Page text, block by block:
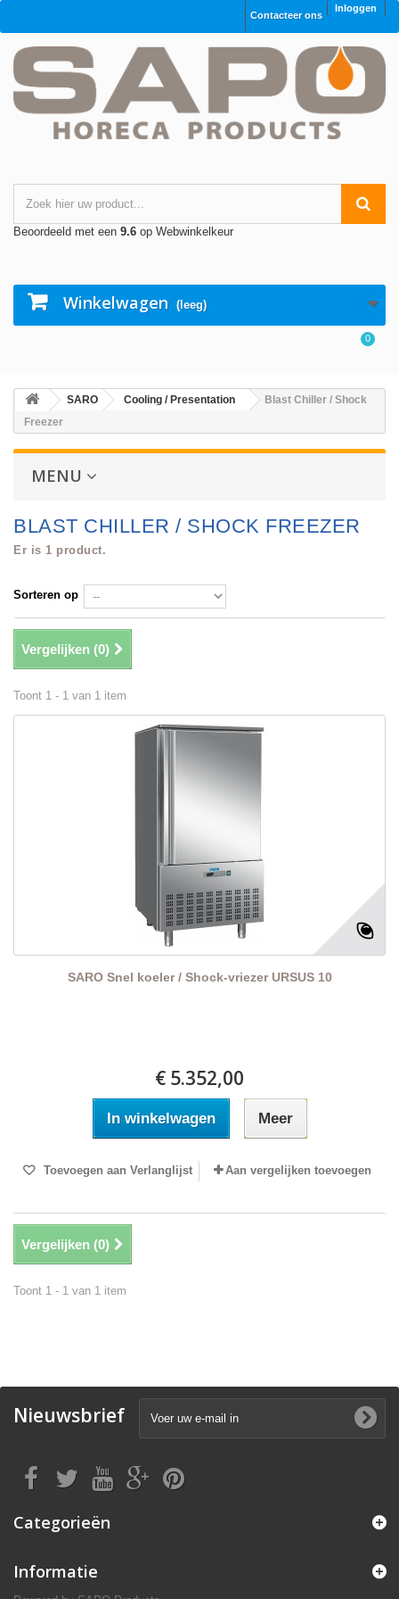
Inloggen
Contacteer ons
Beoordeeld met een 9.6 op Webwinkelkeur
Winkelwagen (leeg)
0
SARO Cooling / Presentation
Blast Chiller / Shock
Freezer
MENU
BLAST CHILLER / SHOCK FREEZER
Er is 1 product.
Sorteren op
Vergelijken (0)
Toont 1 - 1 van 1 item
SARO Snel koeler / Shock-vriezer URSUS 10
€ 5.352,00
In winkelwagen Meer
Toevoegen aan Verlanglijst Aan vergelijken toevoegen
Vergelijken (0)
Toont 1 - 1 van 1 item
Nieuwsbrief
Categorieën
Informatie